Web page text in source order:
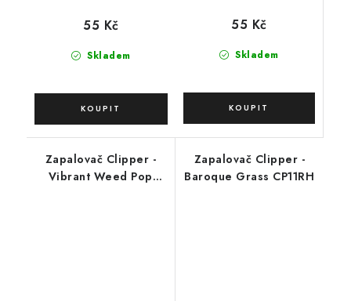
Skladem
55 Kč
Skladem
55 Kč
Zapalovač Clipper -
Vibrant Weed Pop
Zapalovač Clipper -
Baroque Grass CP11RH